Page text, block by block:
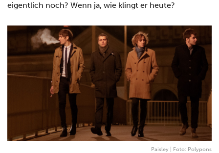
eigentlich noch? Wenn ja, wie klingt er heute?
Paisley | Foto: Polypons